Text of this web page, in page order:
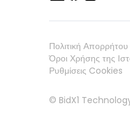
Πολιτική Απορρήτου
Όροι Χρήσης της
Ρυθμίσεις Cookies
© BidX1